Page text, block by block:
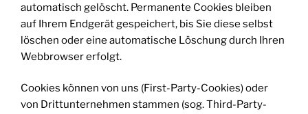
automatisch gelöscht. Permanente Cookies bleiben
auf Ihrem Endgerät gespeichert, bis Sie diese selbst
löschen oder eine automatische Löschung durch Ihren
Webbrowser erfolgt.
Cookies können von uns (First-Party-Cookies) oder
von Drittunternehmen stammen (sog. Third-Party-